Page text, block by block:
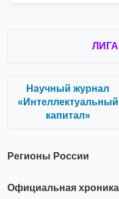
Научный журнал
«Интеллектуальный
капитал»
Регионы России
Официальная хроника